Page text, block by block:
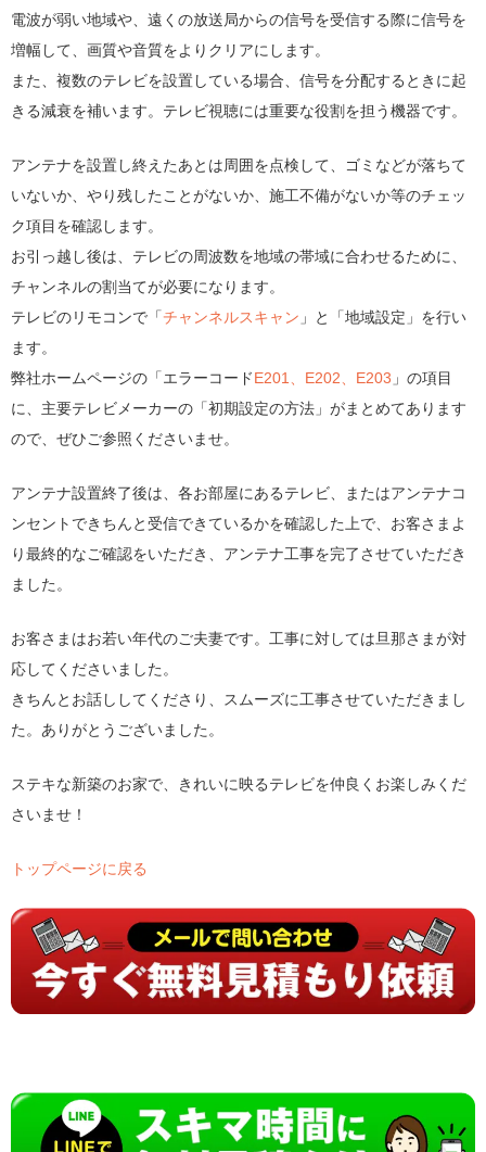
電波が弱い地域や、遠くの放送局からの信号を受信する際に信号を
増幅して、画質や音質をよりクリアにします。
また、複数のテレビを設置している場合、信号を分配するときに起
きる減衰を補います。テレビ視聴には重要な役割を担う機器です。
アンテナを設置し終えたあとは周囲を点検して、ゴミなどが落ちて
いないか、やり残したことがないか、施工不備がないか等のチェッ
ク項目を確認します。
お引っ越し後は、テレビの周波数を地域の帯域に合わせるために、
チャンネルの割当てが必要になります。
テレビのリモコンで「チャンネルスキャン 」と「地域設定」を行い
ます。
弊社ホームページの「エラーコードE201、E202、E203 」の項目
に、主要テレビメーカーの「初期設定の方法」がまとめてあります
ので、ぜひご参照くださいませ。
アンテナ設置終了後は、各お部屋にあるテレビ、またはアンテナコ
ンセントできちんと受信できているかを確認した上で、お客さまよ
り最終的なご確認をいただき、アンテナ工事を完了させていただき
ました。
お客さまはお若い年代のご夫妻です。工事に対しては旦那さまが対
応してくださいました。
きちんとお話ししてくださり、スムーズに工事させていただきまし
た。ありがとうございました。
ステキな新築のお家で、きれいに映るテレビを仲良くお楽しみくだ
さいませ！
トップページに戻る